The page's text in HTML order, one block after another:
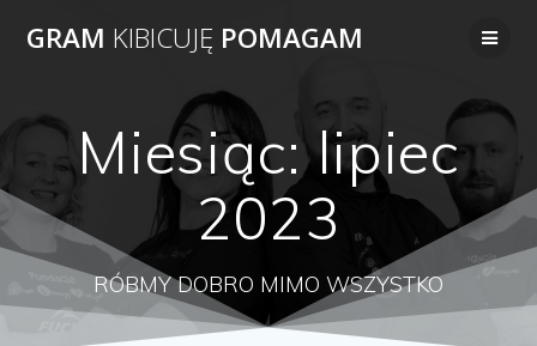
do
GRAM KIBICUJĘ POMAGAM
Miesiąc:lipiec
2023
RÓBMY DOBRO MIMO WSZYSTKO